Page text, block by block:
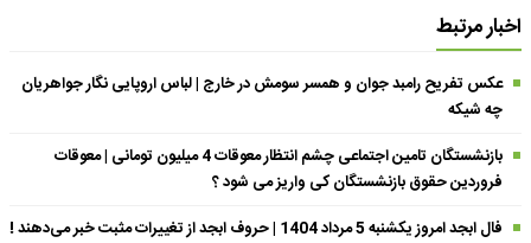
اخبار مرتبط
عکس تفریح رامبد جوان و همسر سومش در خارج | لباس اروپایی نگار جواهریان
چه شیکه
بازنشستگان تامین اجتماعی چشم انتظار معوقات 4 میلیون تومانی | معوقات
فروردین حقوق بازنشستگان کی واریز می شود ؟
فال ابجد امروز یکشنبه 5 مرداد 1404 | حروف ابجد از تغییرات مثبت خبر می‌دهند !